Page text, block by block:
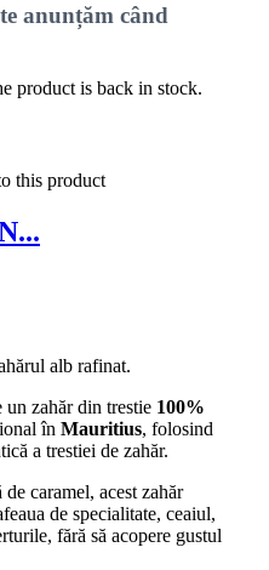
anunțăm când
product is back in stock.
this product
alb rafinat.
un zahăr din trestie 100%
în Mauritius, folosind
a trestiei de zahăr.
caramel, acest zahăr
de specialitate, ceaiul,
fără să acopere gustul